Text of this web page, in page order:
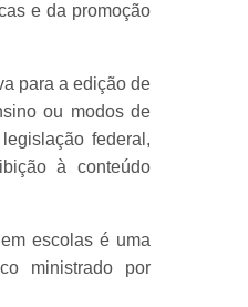
e da promoção
para a edição de
ou modos de
federal,
à conteúdo
escolas é uma
ministrado por